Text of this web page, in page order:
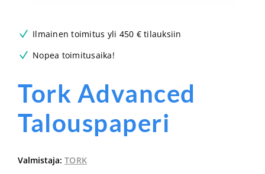
Ilmainen toimitus yli 450 € tilauksiin
Nopea toimitusaika!
Tork Advanced
Talouspaperi
Valmistaja: TORK